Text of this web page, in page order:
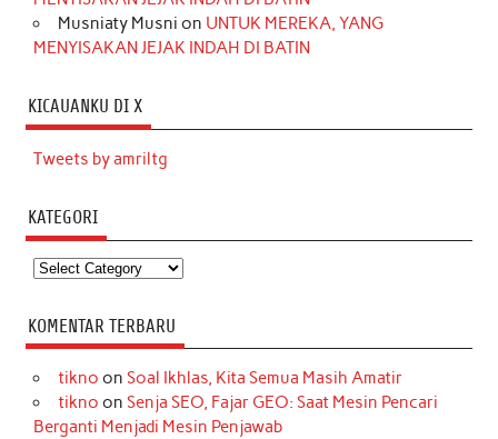
Musniaty Musni on UNTUK MEREKA, YANG
MENYISAKAN JEJAK INDAH DI BATIN
KICAUANKU DI X
Tweets by amriltg
KATEGORI
Kategori
KOMENTAR TERBARU
tikno on Soal Ikhlas, Kita Semua Masih Amatir
tikno on Senja SEO, Fajar GEO: Saat Mesin Pencari
Berganti Menjadi Mesin Penjawab